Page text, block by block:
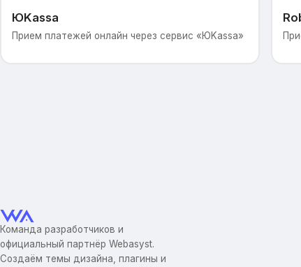
ЮKassa
Прием платежей онлайн через сервис «ЮKassa»
Команда разработчиков и
официальный партнёр Webasyst.
Создаём темы дизайна, плагины и